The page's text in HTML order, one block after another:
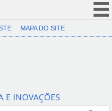
CORONAVÍRUS (COVID-19)
Canais
MAPA DO SITE
E INOVAÇÕES